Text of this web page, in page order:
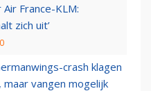
France-KLM:
zich uit’
crash klagen
vangen mogelijk